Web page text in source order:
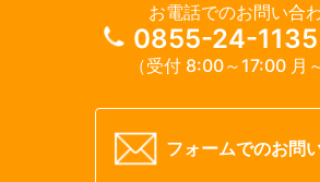
フォームでのお問
お電話でのお問い合
0855-24-1135
（受付 8:00～17:00 月